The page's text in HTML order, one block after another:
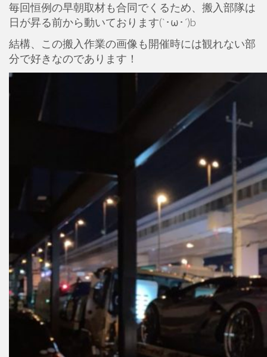
毎回恒例の早朝取材も合同でくるため、搬入部隊は
日が昇る前から動いております(`･ω･´)b
結構、この搬入作業の画像も開催時には観れない部
分で好きなのであります！